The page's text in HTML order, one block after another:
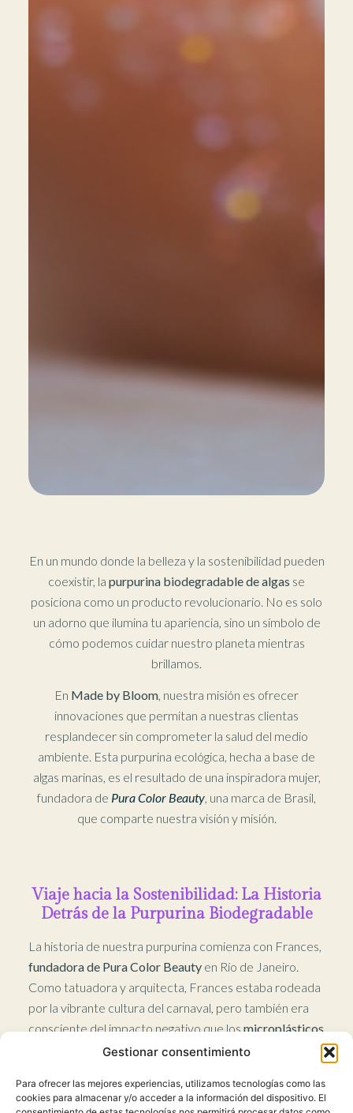
Gestionar consentimiento
Para ofrecer las mejores experiencias, utilizamos tecnologías como las
cookies para almacenar y/o acceder a la información del dispositivo. El
En un mundo donde la belleza y la sostenibilidad pueden
coexistir, la purpurina biodegradable de algas se
posiciona como un producto revolucionario. No es solo
un adorno que ilumina tu apariencia, sino un símbolo de
cómo podemos cuidar nuestro planeta mientras
brillamos.
En Made by Bloom, nuestra misión es ofrecer
innovaciones que permitan a nuestras clientas
resplandecer sin comprometer la salud del medio
ambiente. Esta purpurina ecológica, hecha a base de
algas marinas, es el resultado de una inspiradora mujer,
fundadora de Pura Color Beauty, una marca de Brasil,
que comparte nuestra visión y misión.
Viaje hacia la Sostenibilidad: La Historia
Detrás de la Purpurina Biodegradable
La historia de nuestra purpurina comienza con Frances,
fundadora de Pura Color Beautyen Río de Janeiro.
Como tatuadora y arquitecta, Frances estaba rodeada
por la vibrante cultura del carnaval, pero también era
consciente del impacto negativo que los microplásticos
tienen en el medio ambiente. Junto a su hermano
algas y pigmentos naturales que no solo aporta brillo,
sino que también es completamente biodegradable.